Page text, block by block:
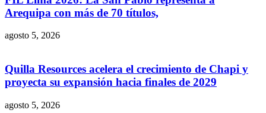
Arequipa con más de 70 títulos,
agosto 5, 2026
Quilla Resources acelera el crecimiento de Chapi y
proyecta su expansión hacia finales de 2029
agosto 5, 2026